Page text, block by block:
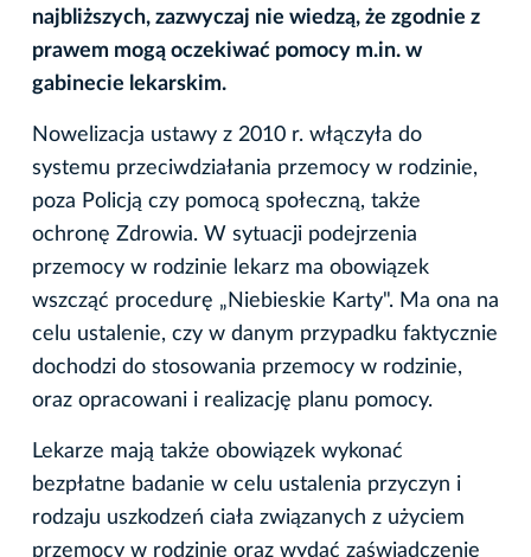
najbliższych, zazwyczaj nie wiedzą, że zgodnie z
prawem mogą oczekiwać pomocy m.in. w
gabinecie lekarskim.
Nowelizacja ustawy z 2010 r. włączyła do
systemu przeciwdziałania przemocy w rodzinie,
poza Policją czy pomocą społeczną, także
ochronę Zdrowia. W sytuacji podejrzenia
przemocy w rodzinie lekarz ma obowiązek
wszcząć procedurę „Niebieskie Karty". Ma ona na
celu ustalenie, czy w danym przypadku faktycznie
dochodzi do stosowania przemocy w rodzinie,
oraz opracowani i realizację planu pomocy.
Lekarze mają także obowiązek wykonać
bezpłatne badanie w celu ustalenia przyczyn i
rodzaju uszkodzeń ciała związanych z użyciem
przemocy w rodzinie oraz wydać zaświadczenie